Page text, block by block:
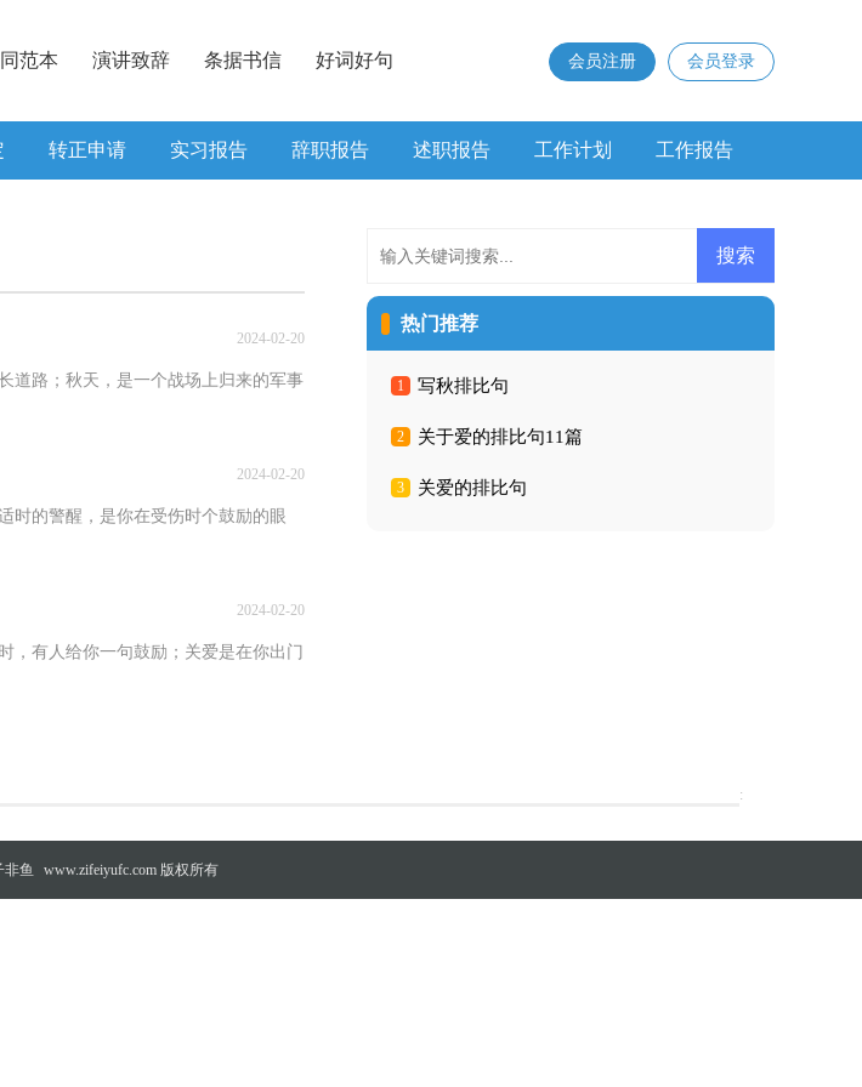
范本 演讲致辞 条据书信 好词好句 会员登录
会员注册
转正申请 实习报告 辞职报告 述职报告 工作计划 工作报告
2024-02-20
道路；秋天，是一个战场上归来的军事
2024-02-20
时的警醒，是你在受伤时个鼓励的眼
2024-02-20
，有人给你一句鼓励；关爱是在你出门
热门推荐
1 写秋排比句
2 关于爱的排比句11篇
3 关爱的排比句
:
非鱼 www.zifeiyufc.com 版权所有